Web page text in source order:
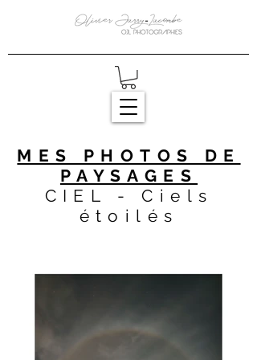
MES PHOTOS DE
PAYSAGES
CIEL - Ciels
étoilés